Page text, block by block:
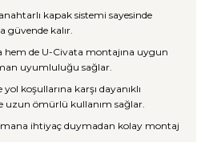
kapak sistemi sayesinde
güvende kalır.
de U-Civata montajına uygun
uyumluluğu sağlar.
koşullarına karşı dayanıklı
uzun ömürlü kullanım sağlar.
ihtiyaç duymadan kolay montaj